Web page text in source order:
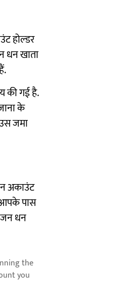
होल्‍डर
धन खाता
की गई है.
के
जमा
अकाउंट
पास
जन धन
the
you